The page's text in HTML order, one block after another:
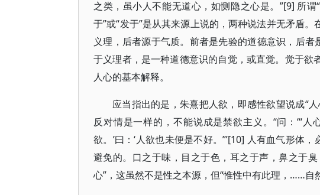
之类，虽小人不能无道心，如恻隐之心是。”[9] 所
于”或“发于”是从其来源上说的，两种说法并无矛盾
义理，后者源于气质。前者是先验的道德意识，后
于义理者，是一种道德意识的自觉，或直觉。觉于
人心的基本解释。
应当指出的是，朱熹把人欲，即感性欲望说成“
反对情是一样的，不能说成是禁欲主义。“问：‘“
欲。’曰：‘人欲也未便是不好。’”[10] 人有血气形体
避免的。口之于味，目之于色，耳之于声，鼻之于
心”，这虽然不是性之本源，但“惟性中有此理，……自